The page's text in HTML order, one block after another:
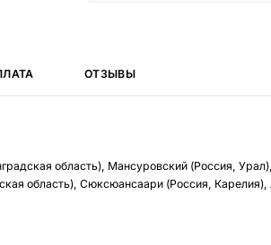
ОТЗЫВЫ
область), Мансуровский (Россия,
область), Сюксюансаари (Россия,